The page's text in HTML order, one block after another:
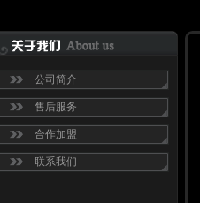
公司简介
售后服务
合作加盟
联系我们